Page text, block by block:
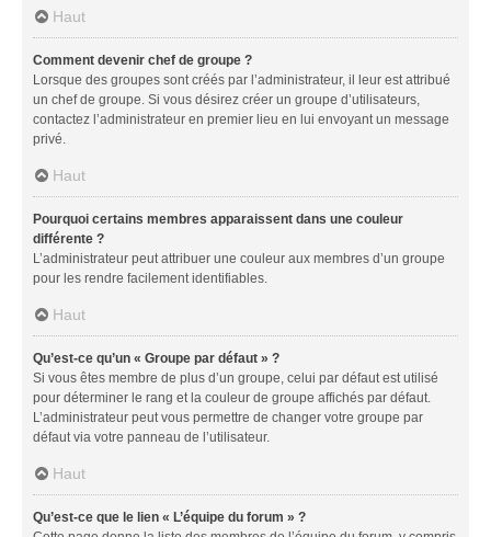
Haut
Comment devenir chef de groupe ?
Lorsque des groupes sont créés par l’administrateur, il leur est attribué
un chef de groupe. Si vous désirez créer un groupe d’utilisateurs,
contactez l’administrateur en premier lieu en lui envoyant un message
privé.
Haut
Pourquoi certains membres apparaissent dans une couleur
différente ?
L’administrateur peut attribuer une couleur aux membres d’un groupe
pour les rendre facilement identifiables.
Haut
Qu’est-ce qu’un « Groupe par défaut » ?
Si vous êtes membre de plus d’un groupe, celui par défaut est utilisé
pour déterminer le rang et la couleur de groupe affichés par défaut.
L’administrateur peut vous permettre de changer votre groupe par
défaut via votre panneau de l’utilisateur.
Haut
Qu’est-ce que le lien « L’équipe du forum » ?